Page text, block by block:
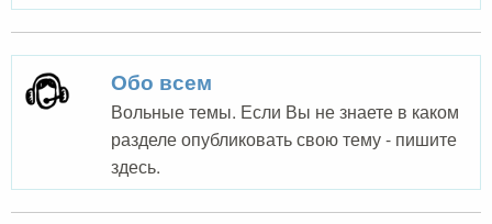
Обо всем
Вольные темы. Если Вы не знаете в каком
разделе опубликовать свою тему - пишите
здесь.